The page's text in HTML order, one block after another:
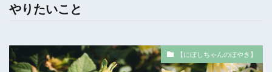
やりたいこと
【にぼしちゃんのぼやき】